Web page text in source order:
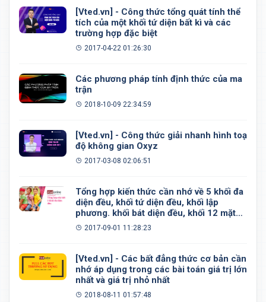
[Vted.vn] - Công thức tổng quát tính thể
tích của một khối tứ diện bất kì và các
trường hợp đặc biệt
2017-04-22 01:26:30
Các phương pháp tính định thức của ma
trận
2018-10-09 22:34:59
[Vted.vn] - Công thức giải nhanh hình toạ
độ không gian Oxyz
2017-03-08 02:06:51
Tổng hợp kiến thức cần nhớ về 5 khối đa
diện đều, khối tứ diện đều, khối lập
phương. khối bát diện đều, khối 12 mặt
đều, khối 20 mặt đều
2017-09-01 11:28:23
[Vted.vn] - Các bất đẳng thức cơ bản cần
nhớ áp dụng trong các bài toán giá trị lớn
nhất và giá trị nhỏ nhất
2018-08-11 01:57:48